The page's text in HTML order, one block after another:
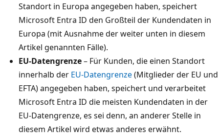
Standort in Europa angegeben haben, speichert
Microsoft Entra ID den Großteil der Kundendaten in
Europa (mit Ausnahme der weiter unten in diesem
Artikel genannten Fälle).
EU-Datengrenze– Für Kunden, die einen Standort
innerhalb der EU-Datengrenze(Mitglieder der EU und
EFTA) angegeben haben, speichert und verarbeitet
Microsoft Entra ID die meisten Kundendaten in der
EU-Datengrenze, es sei denn, an anderer Stelle in
diesem Artikel wird etwas anderes erwähnt.